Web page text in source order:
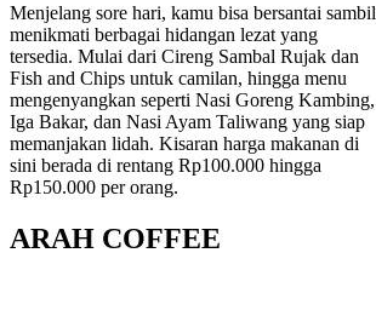
Menjelang sore hari, kamu bisa bersantai sambil
menikmati berbagai hidangan lezat yang
tersedia. Mulai dari Cireng Sambal Rujak dan
Fish and Chips untuk camilan, hingga menu
mengenyangkan seperti Nasi Goreng Kambing,
Iga Bakar, dan Nasi Ayam Taliwang yang siap
memanjakan lidah. Kisaran harga makanan di
sini berada di rentang Rp100.000 hingga
Rp150.000 per orang.
ARAH COFFEE